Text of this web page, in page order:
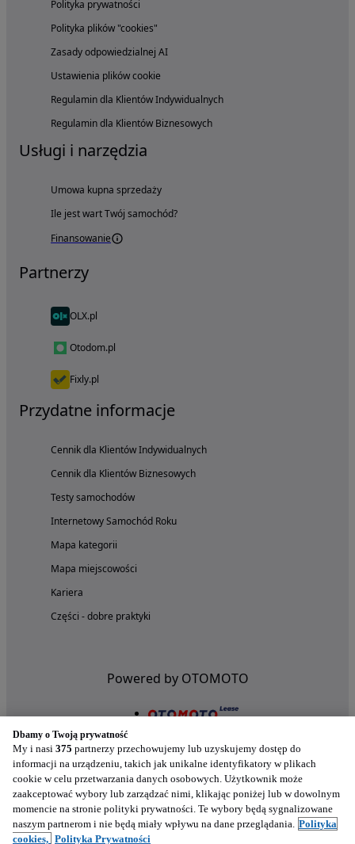
Polityka prywatności
Polityka plików "cookies"
Zasady odpowiedzialnej AI
Ustawienia plików cookie
Regulamin dla Klientów Indywidualnych
Regulamin dla Klientów Biznesowych
Usługi i narzędzia
Umowa kupna sprzedaży
Ile jest wart Twój samochód?
Finansowanie
Partnerzy
OLX.pl
Otodom.pl
Fixly.pl
Przydatne informacje
Cennik dla Klientów Indywidualnych
Cennik dla Klientów Biznesowych
Testy samochodów
Internetowy Samochód Roku
Mapa kategorii
Mapa miejscowości
Kariera
Części - dobre praktyki
Powered by OTOMOTO
Dbamy o Twoją prywatność
My i nasi 375 partnerzy przechowujemy lub uzyskujemy dostęp do
informacji na urządzeniu, takich jak unikalne identyfikatory w plikach
cookie w celu przetwarzania danych osobowych. Użytkownik może
zaakceptować wybory lub zarządzać nimi, klikając poniżej lub w dowolnym
momencie na stronie polityki prywatności. Te wybory będą sygnalizowane
naszym partnerom i nie będą miały wpływu na dane przeglądania. Polityka
cookies, Polityka Prywatności